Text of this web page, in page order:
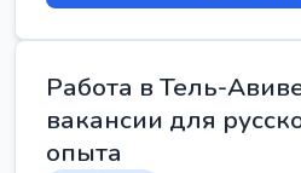
Работа в Тель-
вакансии для
опыта